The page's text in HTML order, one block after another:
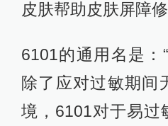
皮肤帮助皮肤屏障修
6101的通用名是：
除了应对过敏期间
境，6101对于易过